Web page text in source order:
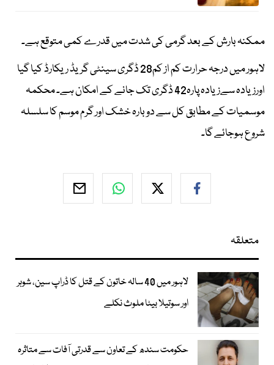
ممکنہ بارش کے بعد گرمی کی شدت میں قدرے کمی متوقع ہے۔
لاہور میں درجہ حرارت کم از کم28 ڈگری سینٹی گریڈ ریکارڈ کیا گیا
اورزیادہ سےزیادہ پارہ42 ڈگری تک جانے کے امکان ہے۔ محکمہ
موسمیات کے مطابق کل سے دوبارہ خشک اور گرم موسم کا سلسلہ
شروع ہوجائے گا۔
متعلقہ
لاہور میں 40 سالہ خاتون کے قتل کا ڈراپ سین، شوہر
اور سوتیلا بیٹا ملوث نکلے
حکومت سندھ کے تعاون سے قدرتی آفات سے متاثرہ